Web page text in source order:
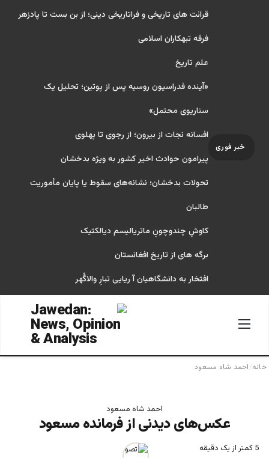
خبر فوری
قرائت های تاریخی و فراتاریخی دینی؛ از بن بست تا پادزهر
فرقه تبهکاران اسلامی
علم تاریخ
«آینده فدراسیون روسیه پس از پوتین؛ تحلیل یک
سناریوی محتمل»
افسانه نجات از بیرون؛ از رجوی تا پهلوی
پیرامون حوادث اخیر کشور به ویژه بدخشان
تحولات بدخشان؛ نشانه‌های سقوط یا پایان مأموریت
طالبان
کاوشِ چندو‌چونِ ماتریالیسم دیالکتیک
برگه های از تاریخ افغانستان
افتخار به دانشگاهیان آ ریایی تبارِ والاگُهر
خانه/احمد شاه مسعود
احمد شاه مسعود
عکس‌های دیدنی از فرمانده مسعود
5 کمتر از یک دقیقه